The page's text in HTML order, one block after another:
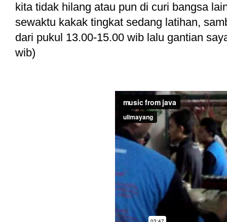
kita tidak hilang atau pun di curi bangsa
sewaktu kakak tingkat sedang latihan,
dari pukul 13.00-15.00 wib lalu gantian
wib)